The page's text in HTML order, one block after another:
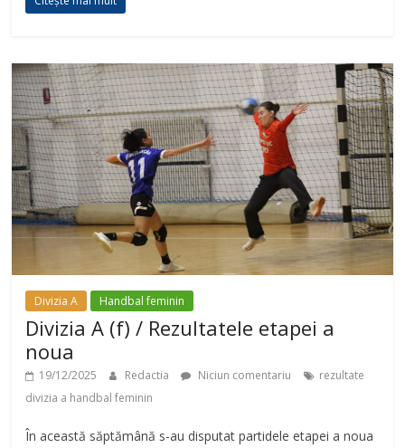
Divizia A Handbal feminin
Divizia A (f) / Rezultatele etapei a
noua
19/12/2025 Redactia Niciun comentariu
rezultate
divizia a handbal feminin
În această săptămână s-au disputat partidele etapei a noua